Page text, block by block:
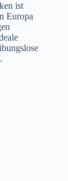
ist
Europa